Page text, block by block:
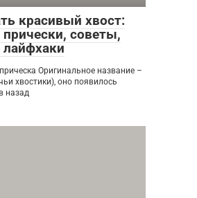
красивый хвост:
советы,
Оригинальное название –
хвостики), оно появилось
назад